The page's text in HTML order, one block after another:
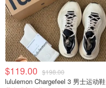
$119.00 $198.00
lululemon Chargefeel 3 男士运动鞋